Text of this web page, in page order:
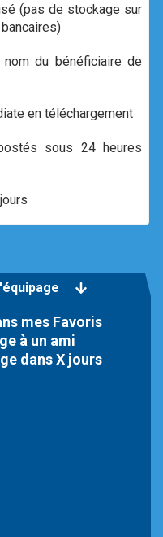
(pas de stockage sur
du bénéficiaire de
en téléchargement
sous 24 heures
mes Favoris
à un ami
dans X jours